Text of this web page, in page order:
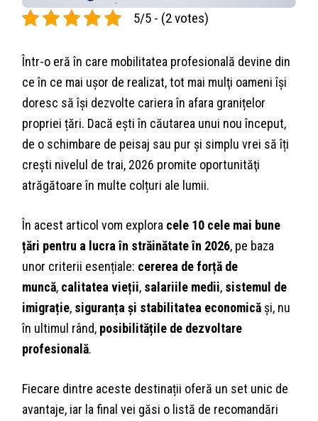
5/5 - (2 votes)
Într-o eră în care mobilitatea profesională devine din
ce în ce mai ușor de realizat, tot mai mulţi oameni își
doresc să își dezvolte cariera în afara granițelor
propriei țări. Dacă ești în căutarea unui nou început,
de o schimbare de peisaj sau pur și simplu vrei să îți
crești nivelul de trai, 2026 promite oportunităţi
atrăgătoare în multe colțuri ale lumii.
În acest articol vom explora cele 10 cele mai bune
țări pentru a lucra în străinătate în 2026, pe baza
unor criterii esențiale: cererea de forță de
muncă, calitatea vieții, salariile medii, sistemul de
imigrație, siguranța și stabilitatea economică și, nu
în ultimul rând, posibilitățile de dezvoltare
profesională.
Fiecare dintre aceste destinații oferă un set unic de
avantaje, iar la final vei găsi o listă de recomandări